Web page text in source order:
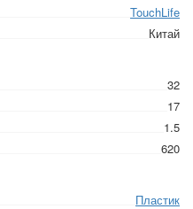
TouchLife
Китай
32
17
1.5
620
Пластик